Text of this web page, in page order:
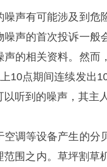
噪声有可能涉及到危
噪声的首次投诉一般
声的相关资料。然而
10点期间连续发出
以听到的噪声，其主
空调等设备产生的
范围之内。草坪割草